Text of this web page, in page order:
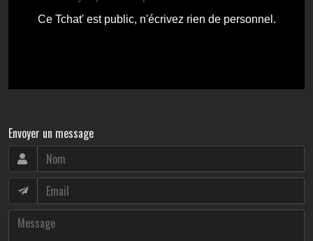
Envoyer un message